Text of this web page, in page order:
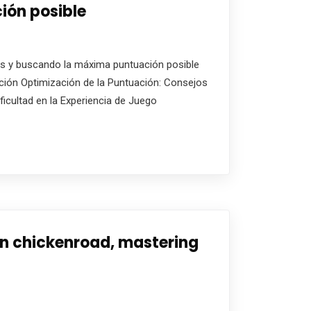
posible
y buscando la máxima puntuación posible
Optimización de la Puntuación: Consejos
en la Experiencia de Juego
chickenroad, mastering